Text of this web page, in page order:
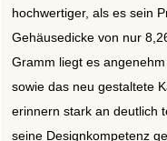
hochwertiger, als es sein
Gehäusedicke von nur
Gramm liegt es
sowie das neu gestaltete
erinnern stark an deutlich
seine Designkompetenz